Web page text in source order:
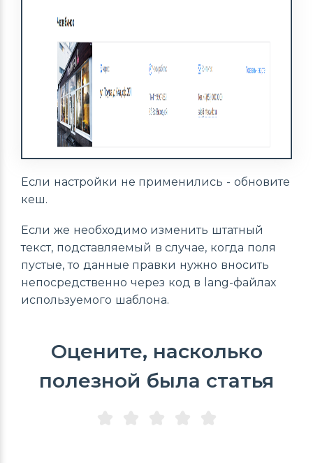
Если настройки не применились - обновите
кеш.
Если же необходимо изменить штатный
текст, подставляемый в случае, когда поля
пустые, то данные правки нужно вносить
непосредственно через код в lang-файлах
используемого шаблона.
Оцените, насколько
полезной была статья